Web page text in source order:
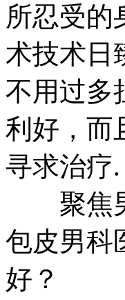
所忍受的
术技术日
不用过多
利好，而
寻求治疗.
聚焦男
包皮男科
好？